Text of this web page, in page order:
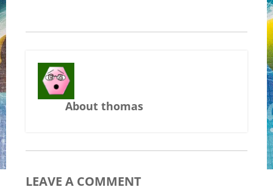
About thomas
LEAVE A COMMENT